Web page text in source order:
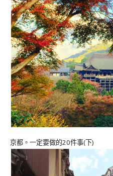
京都。一定要做的20件事(下)